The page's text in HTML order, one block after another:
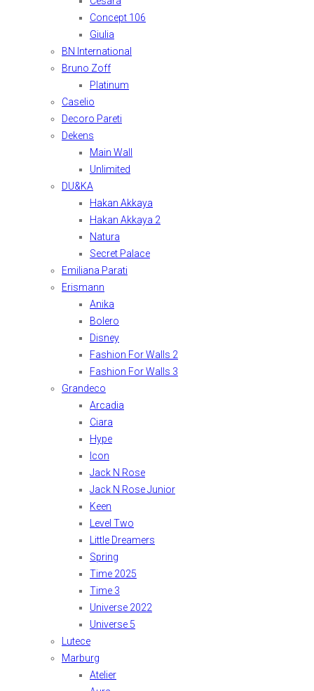
Concept 106
Giulia
BN International
Bruno Zoff
Platinum
Caselio
Decoro Pareti
Dekens
Main Wall
Unlimited
DU&KA
Hakan Akkaya
Hakan Akkaya 2
Natura
Secret Palace
Emiliana Parati
Erismann
Anika
Bolero
Disney
Fashion For Walls 2
Fashion For Walls 3
Grandeco
Arcadia
Ciara
Hype
Icon
Jack N Rose
Jack N Rose Junior
Keen
Level Two
Little Dreamers
Spring
Time 2025
Time 3
Universe 2022
Universe 5
Lutece
Marburg
Atelier